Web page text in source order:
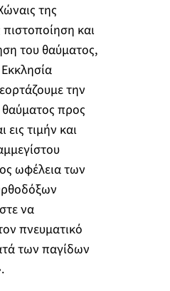
της
και
του θαύματος,
την
προς
τιμήν και
ωφέλεια των
να
πνευματικό
των παγίδων